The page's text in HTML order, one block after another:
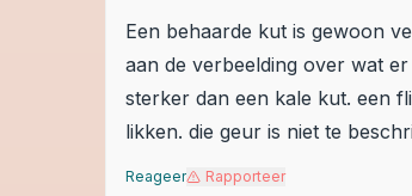
Een behaarde kut is gewoon
aan de verbeelding over wat
sterker dan een kale kut. een
likken. die geur is niet te
Reageer Rapporteer